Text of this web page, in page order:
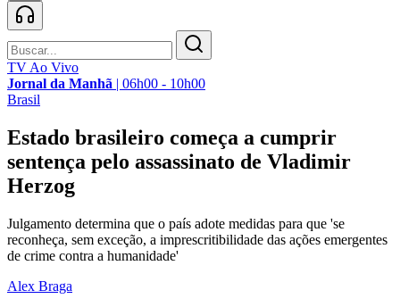
TV Ao Vivo
Jornal da Manhã | 06h00 - 10h00
Brasil
Estado brasileiro começa a cumprir
sentença pelo assassinato de Vladimir
Herzog
Julgamento determina que o país adote medidas para que 'se
reconheça, sem exceção, a imprescritibilidade das ações emergentes
de crime contra a humanidade'
Alex Braga